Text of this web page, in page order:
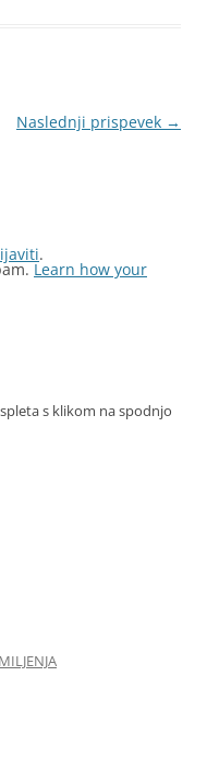
Naslednji prispevek →
.
Learn how your
s klikom na spodnjo